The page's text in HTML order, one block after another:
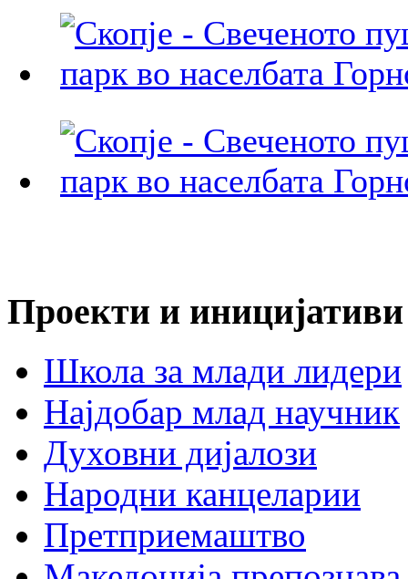
Проекти и иницијативи
Школа за млади лидери
Најдобар млад научник
Духовни дијалози
Народни канцеларии
Претприемаштво